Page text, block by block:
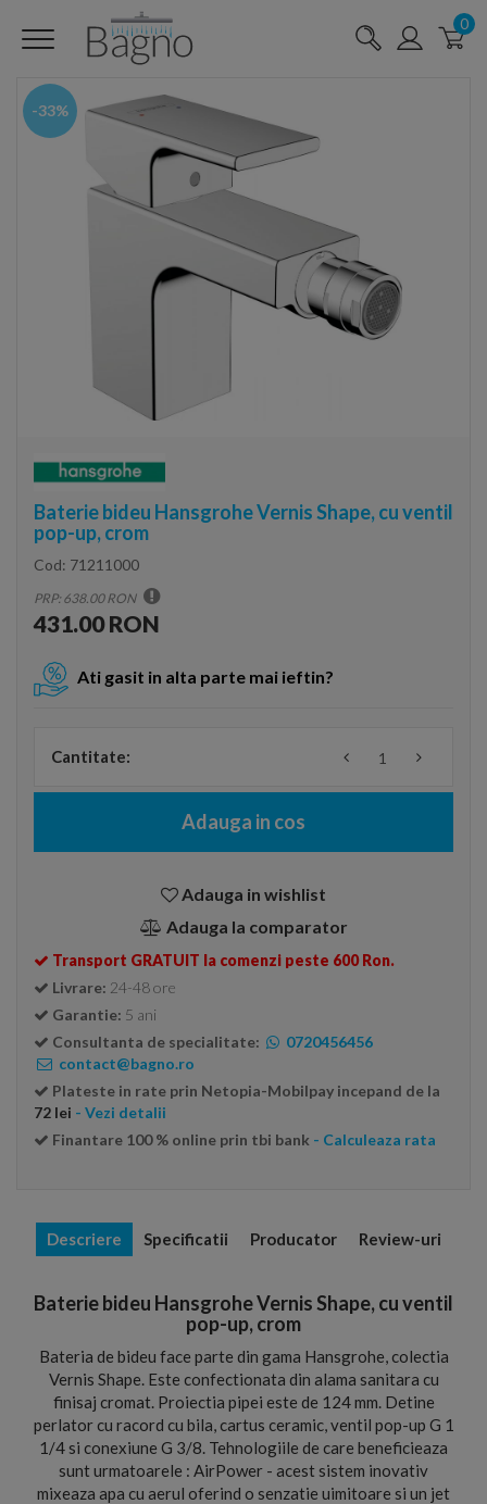
0
-33%
Baterie bideu Hansgrohe Vernis Shape, cu ventil
pop-up, crom
Cod: 71211000
PRP: 638.00 RON
431.00 RON
Ati gasit in alta parte mai ieftin?
Cantitate:
Adauga in cos
Adauga in wishlist
Adauga la comparator
Transport GRATUIT la comenzi peste 600 Ron.
Livrare: 24-48 ore
Garantie: 5 ani
Consultanta de specialitate:
0720456456
contact@bagno.ro
Plateste in rate prin Netopia-Mobilpay incepand de la
72 lei - Vezi detalii
Finantare 100 % online prin tbi bank - Calculeaza rata
Descriere Specificatii Producator Review-uri
Baterie bideu Hansgrohe Vernis Shape, cu ventil
pop-up, crom
Bateria de bideu face parte din gama Hansgrohe, colectia
Vernis Shape. Este confectionata din alama sanitara cu
finisaj cromat. Proiectia pipei este de 124 mm. Detine
perlator cu racord cu bila, cartus ceramic, ventil pop-up G 1
1/4 si conexiune G 3/8. Tehnologiile de care beneficieaza
sunt urmatoarele : AirPower - acest sistem inovativ
mixeaza apa cu aerul oferind o senzatie uimitoare si un jet